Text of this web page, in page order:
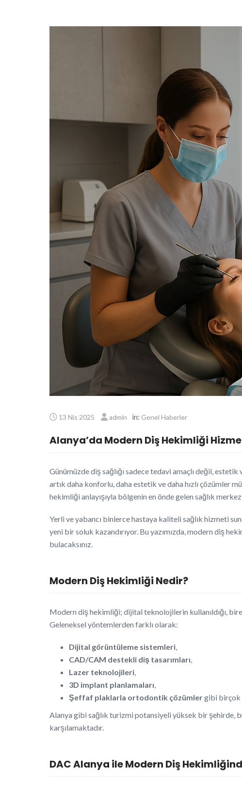
13 Nis 2025 admin in: Genel Haberler
Alanya’da Modern Diş Hekimliği
Günümüzde diş sağlığı sadece tedavi amaçlı değil,
artık daha konforlu, daha estetik ve daha hızlı çözümler
hekimliği anlayışıyla bölgenin en önde gelen sağlık
Yerli ve yabancı binlerce hastaya kaliteli sağlık hizmeti
yeni bir soluk kazandırıyor. Bu yazımızda, modern diş
bulacaksınız.
Modern Diş Hekimliği Nedir?
Modern diş hekimliği; dijital teknolojilerin kullanıldığı,
Geleneksel yöntemlerden farklı olarak:
Dijital görüntüleme sistemleri,
CAD/CAM destekli diş tasarımları,
Lazer teknolojileri,
3D implant planlamaları,
Şeffaf plaklarla ortodontik çözümlergibi birçok
Alanya gibi sağlık turizmi potansiyeli yüksek bir şehirde,
karşılamaktadır.
DAC Alanya ile Modern Diş